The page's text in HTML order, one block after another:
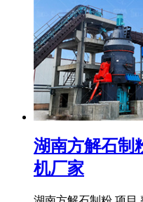
湖南方解石制
机厂家